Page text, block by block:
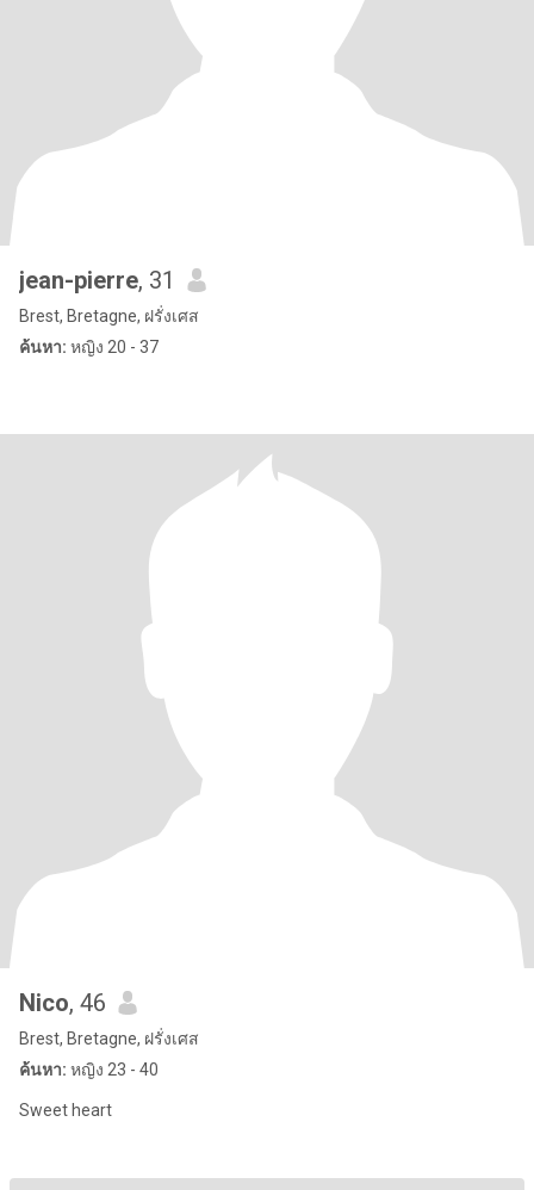
jean-pierre, 31
Brest, Bretagne, ฝรั่งเศส
ค้นหา: หญิง 20 - 37
Nico, 46
Brest, Bretagne, ฝรั่งเศส
ค้นหา: หญิง 23 - 40
Sweet heart